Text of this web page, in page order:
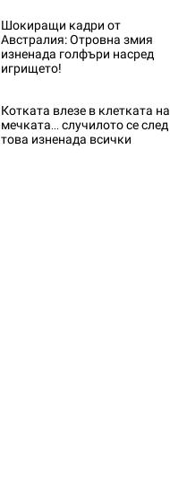
Шокиращи кадри от
Австралия: Отровна змия
изненада голфъри насред
игрището!
Котката влезе в клетката на
мечката… случилото се след
това изненада всички